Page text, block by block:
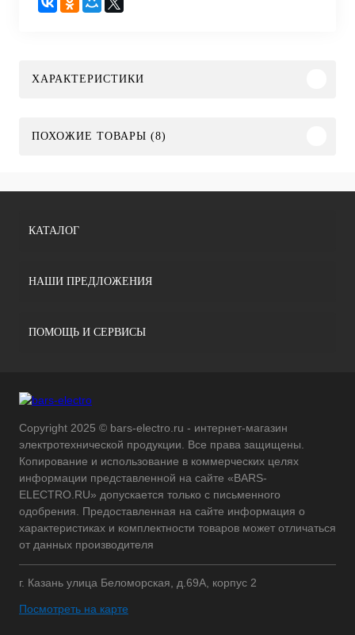
ХАРАКТЕРИСТИКИ
ПОХОЖИЕ ТОВАРЫ (8)
КАТАЛОГ
НАШИ ПРЕДЛОЖЕНИЯ
ПОМОЩЬ И СЕРВИСЫ
Copyright 2025 © bars-electro.ru - интернет-магазин
электротехнической продукции. Все права защищены.
Копирование и использование в коммерческих целях
информации представленной на сайте «BARS-
ELECTRO.RU» допускается только с письменного
одобрения. Предоставленная на сайте информация о
характеристиках и комплектности товаров может отличаться
от данных производителя
г. Казань улица Беломорская, д.69А, корпус 2
Посмотреть на карте